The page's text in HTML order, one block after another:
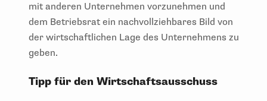
mit anderen Unternehmen vorzunehmen und
dem Betriebsrat ein nachvollziehbares Bild von
der wirtschaftlichen Lage des Unternehmens zu
geben.
Tipp für den Wirtschaftsausschuss